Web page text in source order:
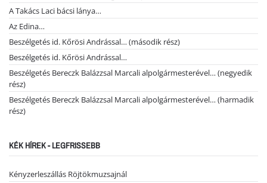
A Takács Laci bácsi lánya…
Az Edina…
Beszélgetés id. Kőrösi Andrással… (második rész)
Beszélgetés id. Kőrösi Andrással…
Beszélgetés Bereczk Balázzsal Marcali alpolgármesterével… (negyedik
rész)
Beszélgetés Bereczk Balázzsal Marcali alpolgármesterével… (harmadik
rész)
KÉK HÍREK - LEGFRISSEBB
Kényzerleszállás Röjtökmuzsajnál